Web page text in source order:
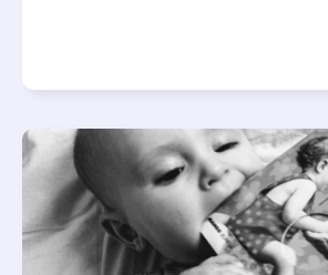
APPEL À SOUTIEN